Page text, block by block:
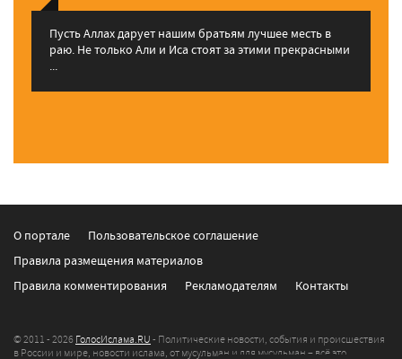
Пусть Аллах дарует нашим братьям лучшее месть в
раю. Не только Али и Иса стоят за этими прекрасными
О портале
Пользовательское соглашение
Правила размещения материалов
Правила комментирования
Рекламодателям Контакты
© 2011 - 2026 ГолосИслама.RU - Политические новости, события и происшествия
в России и мире, новости ислама, от мусульман и для мусульман – всё это